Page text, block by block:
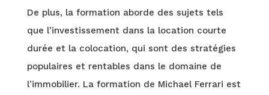
De plus, la formation aborde des sujets tels
que l’investissement dans la location courte
durée et la colocation, qui sont des stratégies
populaires et rentables dans le domaine de
l’immobilier. La formation de Michael Ferrari est